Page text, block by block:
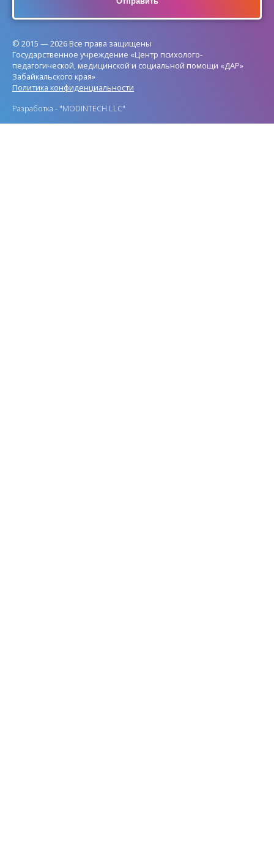
© 2015 — 2026 Все права защищены
Государственное учреждение «Центр психолого-
педагогической, медицинской и социальной помощи «ДАР»
Забайкальского края»
Политика конфиденциальности
Разработка - "MODINTECH LLC"